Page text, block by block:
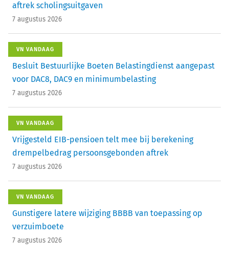
aftrek scholingsuitgaven
7 augustus 2026
VN VANDAAG
Besluit Bestuurlijke Boeten Belastingdienst aangepast
voor DAC8, DAC9 en minimumbelasting
7 augustus 2026
VN VANDAAG
Vrijgesteld EIB-pensioen telt mee bij berekening
drempelbedrag persoonsgebonden aftrek
7 augustus 2026
VN VANDAAG
Gunstigere latere wijziging BBBB van toepassing op
verzuimboete
7 augustus 2026